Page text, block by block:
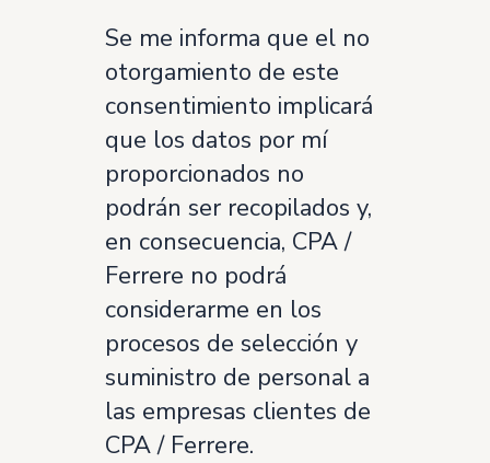
Se me informa que el no
otorgamiento de este
consentimiento implicará
que los datos por mí
proporcionados no
podrán ser recopilados y,
en consecuencia, CPA /
Ferrere no podrá
considerarme en los
procesos de selección y
suministro de personal a
las empresas clientes de
CPA / Ferrere.